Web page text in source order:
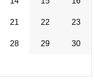
21 22 23
28 29 30